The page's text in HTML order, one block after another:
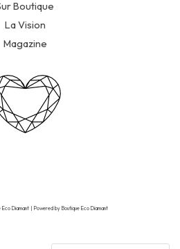
Boutique
La Vision
Magazine
Diamant | Powered by Boutique Eco Diamant